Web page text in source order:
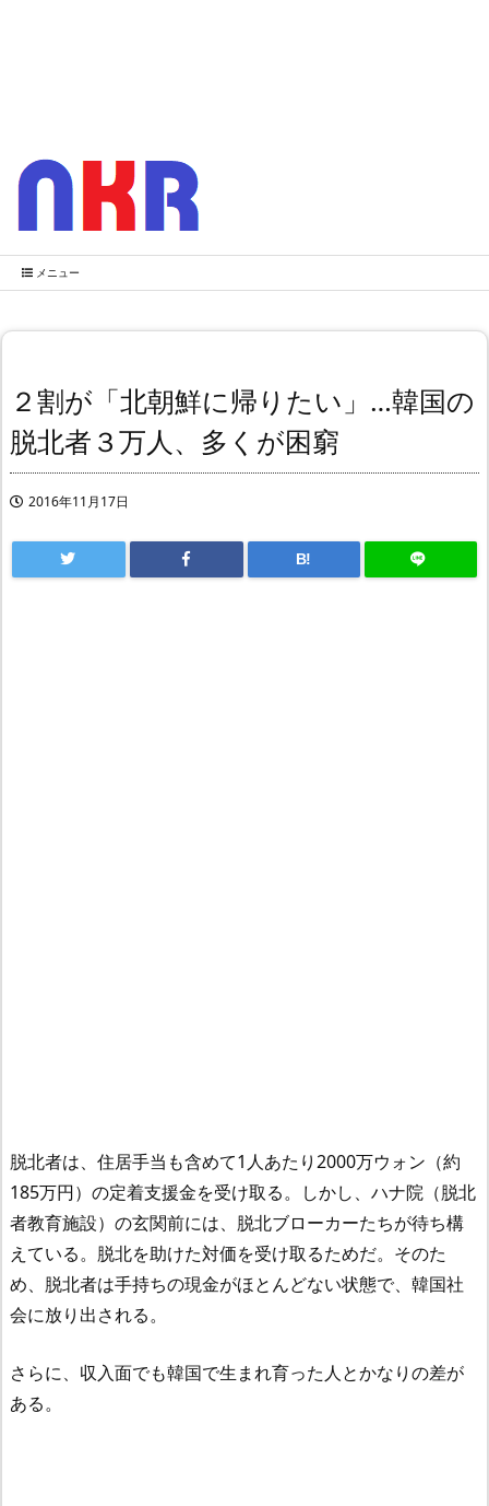
メニュー
２割が「北朝鮮に帰りたい」…韓国の
脱北者３万人、多くが困窮
2016年11月17日
B!
脱北者は、住居手当も含めて1人あたり2000万ウォン（約
185万円）の定着支援金を受け取る。しかし、ハナ院（脱北
者教育施設）の玄関前には、脱北ブローカーたちが待ち構
えている。脱北を助けた対価を受け取るためだ。そのた
め、脱北者は手持ちの現金がほとんどない状態で、韓国社
会に放り出される。
さらに、収入面でも韓国で生まれ育った人とかなりの差が
ある。